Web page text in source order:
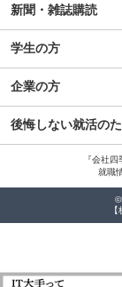
新聞・雑誌購読
学生の方
企業の方
後悔しない就活のた
『会社
就職